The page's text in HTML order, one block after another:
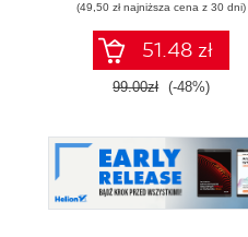
(49,50 zł najniższa cena z 30 dni)
51.48 zł
99.00zł (-48%)